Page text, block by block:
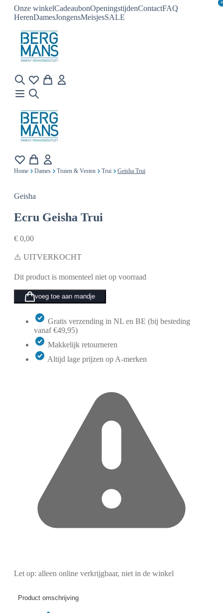
Onze winkelCadeaubonOpeningstijdenContactFAQ
HerenDamesJongensMeisjesSALE
×
×
Home Dames Truien & Vesten Trui Geisha Trui
Geisha
Ecru Geisha Trui
€ 0,00
⚠️ UITVERKOCHT
Dit product is momenteel niet op voorraad
voeg toe aan mandje
Gratis verzending in NL en BE (bij besteding
vanaf €49,95)
Makkelijk retourneren
Altijd lage prijzen op A-merken
Let op: alleen online verkrijgbaar, niet in de winkel
Product omschrijving